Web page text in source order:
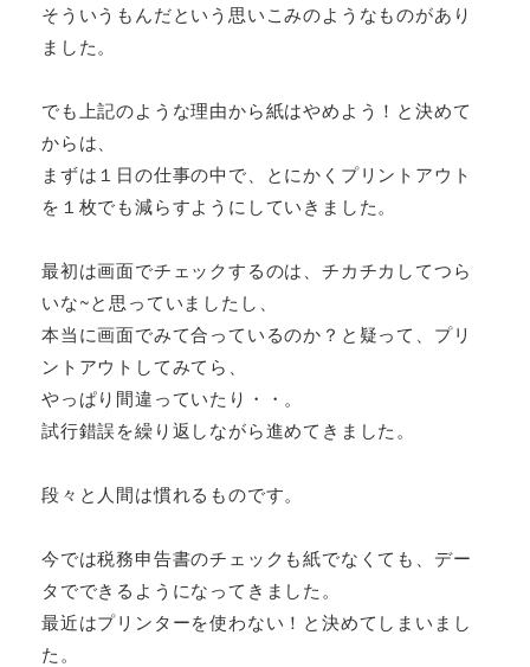
そういうもんだという思いこみのようなものがあり
ました。
でも上記のような理由から紙はやめよう！と決めて
からは、
まずは１日の仕事の中で、とにかくプリントアウト
を１枚でも減らすようにしていきました。
最初は画面でチェックするのは、チカチカしてつら
いな~と思っていましたし、
本当に画面でみて合っているのか？と疑って、プリ
ントアウトしてみてら、
やっぱり間違っていたり・・。
試行錯誤を繰り返しながら進めてきました。
段々と人間は慣れるものです。
今では税務申告書のチェックも紙でなくても、デー
タでできるようになってきました。
最近はプリンターを使わない！と決めてしまいまし
た。